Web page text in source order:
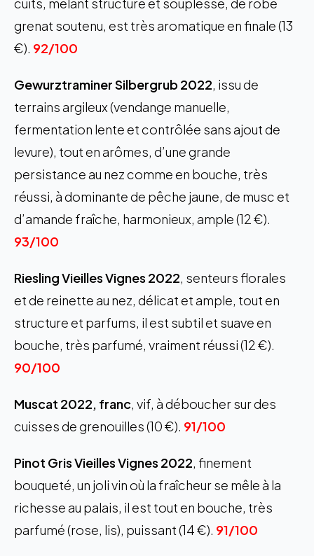
grenat soutenu, est très aromatique en finale (13
€). 92/100
Gewurztraminer Silbergrub 2022 , issu de
terrains argileux (vendange manuelle,
fermentation lente et contrôlée sans ajout de
levure), tout en arômes, d’une grande
persistance au nez comme en bouche, très
réussi, à dominante de pêche jaune, de musc et
d’amande fraîche, harmonieux, ample (12 €).
93/100
Riesling Vieilles Vignes 2022 , senteurs florales
et de reinette au nez, délicat et ample, tout en
structure et parfums, il est subtil et suave en
bouche, très parfumé, vraiment réussi (12 €).
90/100
Muscat 2022, franc , vif, à déboucher sur des
cuisses de grenouilles (10 €). 91/100
Pinot Gris Vieilles Vignes 2022 , finement
bouqueté, un joli vin où la fraîcheur se mêle à la
richesse au palais, il est tout en bouche, très
parfumé (rose, lis), puissant (14 €). 91/100